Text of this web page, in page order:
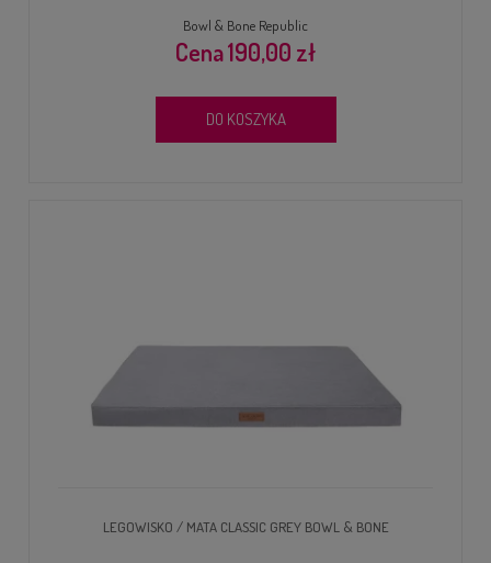
Bowl & Bone Republic
190,00 zł
DO KOSZYKA
LEGOWISKO / MATA CLASSIC GREY BOWL & BONE